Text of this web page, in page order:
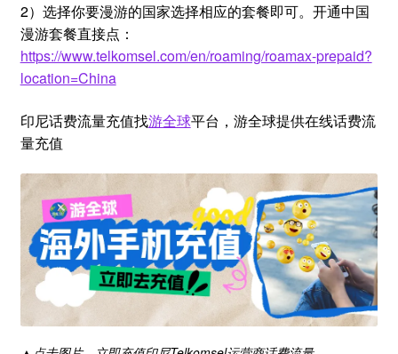
2）选择你要漫游的国家选择相应的套餐即可。开通中国
漫游套餐直接点：
https://www.telkomsel.com/en/roaming/roamax-prepaid?
location=China
印尼话费流量充值找游全球平台，游全球提供在线话费流
量充值